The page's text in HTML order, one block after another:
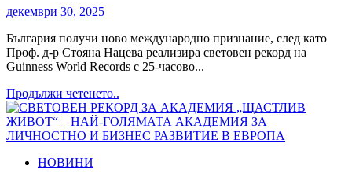
получават
признание
от
книга
на
рекордите
декември 30, 2025
България получи ново международно признание, след като
Проф. д-р Стояна Нацева реализира световен рекорд на
Guinness World Records с 25-часово...
Продължи четенето..
more
about
Нов
НОВИНИ